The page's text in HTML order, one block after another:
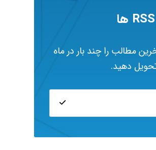
مطالب را چند بار در ماه
دهید.